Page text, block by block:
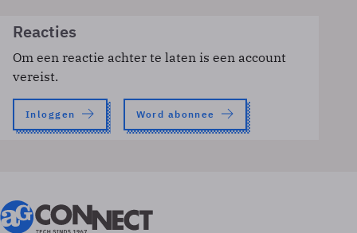
Reacties
Om een reactie achter te laten is een account
vereist.
Inloggen Word abonnee